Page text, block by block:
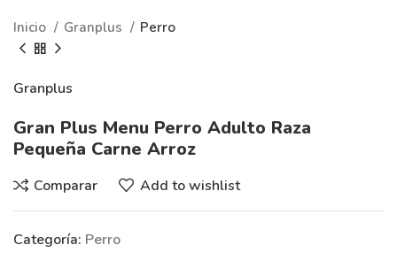
Inicio Granplus Perro
Granplus
Gran Plus Menu Perro Adulto Raza
Pequeña Carne Arroz
Comparar Add to wishlist
Categoría: Perro